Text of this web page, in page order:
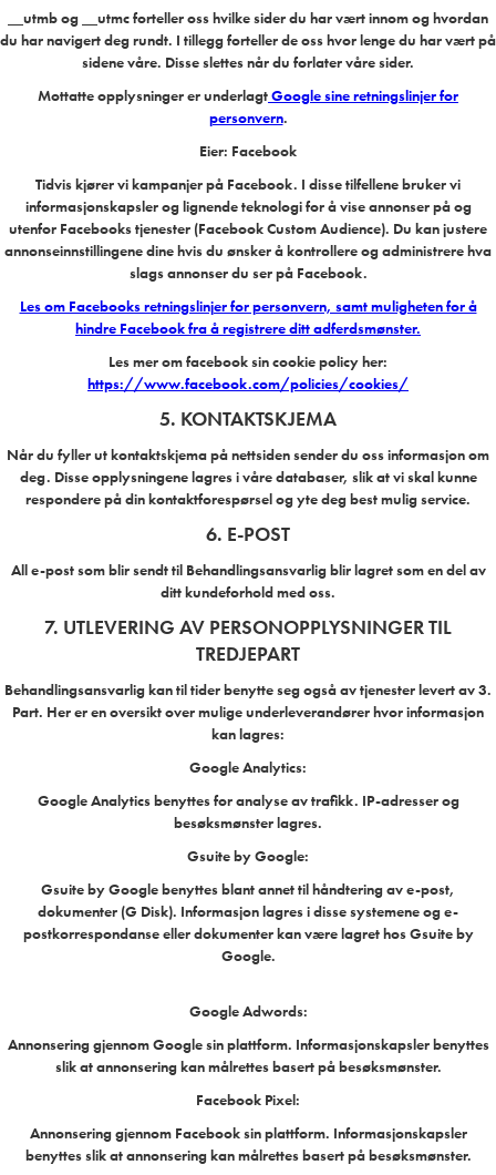
__utmb og __utmc forteller oss hvilke sider du har vært innom og hvordan
du har navigert deg rundt. I tillegg forteller de oss hvor lenge du har vært på
sidene våre. Disse slettes når du forlater våre sider.
Mottatte opplysninger er underlagtGoogle sine retningslinjer for
personvern.
Eier: Facebook
Tidvis kjører vi kampanjer på Facebook. I disse tilfellene bruker vi
informasjonskapsler og lignende teknologi for å vise annonser på og
utenfor Facebooks tjenester (Facebook Custom Audience). Du kan justere
annonseinnstillingene dine hvis du ønsker å kontrollere og administrere hva
slags annonser du ser på Facebook.
Les om Facebooks retningslinjer for personvern, samt muligheten for å
hindre Facebook fra å registrere ditt adferdsmønster.
Les mer om facebook sin cookie policy her:
https://www.facebook.com/policies/cookies/
5. KONTAKTSKJEMA
Når du fyller ut kontaktskjema på nettsiden sender du oss informasjon om
deg. Disse opplysningene lagres i våre databaser, slik at vi skal kunne
respondere på din kontaktforespørsel og yte deg best mulig service.
6. E-POST
All e-post som blir sendt til Behandlingsansvarlig blir lagret som en del av
ditt kundeforhold med oss.
7. UTLEVERING AV PERSONOPPLYSNINGER TIL
TREDJEPART
Behandlingsansvarlig kan til tider benytte seg også av tjenester levert av 3.
Part. Her er en oversikt over mulige underleverandører hvor informasjon
kan lagres:
Google Analytics:
Google Analytics benyttes for analyse av trafikk. IP-adresser og
besøksmønster lagres.
Gsuite by Google:
Gsuite by Google benyttes blant annet til håndtering av e-post,
dokumenter (G Disk). Informasjon lagres i disse systemene og e-
postkorrespondanse eller dokumenter kan være lagret hos Gsuite by
Google.
Google Adwords:
Annonsering gjennom Google sin plattform. Informasjonskapsler benyttes
slik at annonsering kan målrettes basert på besøksmønster.
Facebook Pixel:
Annonsering gjennom Facebook sin plattform. Informasjonskapsler
benyttes slik at annonsering kan målrettes basert på besøksmønster.